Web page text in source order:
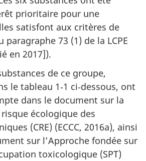
prioritaire pour une
satisfont aux critères de
73 (1) de la LCPE
en 2017]).
de ce groupe,
le tableau 1‑1 ci‑dessous, ont
dans le document sur la
écologique des
(CRE) (ECCC, 2016a), ainsi
sur l’Approche fondée sur
toxicologique (SPT)